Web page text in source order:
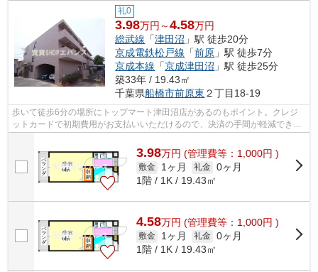
礼0
3.98万円～4.58万円
総武線 「津田沼 」駅 徒歩20分
京成電鉄松戸線 「前原 」駅 徒歩7分
京成本線 「京成津田沼 」駅 徒歩25分
築33年 / 19.43㎡
千葉県船橋市前原東 ２丁目18-19
歩いて徒歩6分の場所にトップマート津田沼店があるのもポイント。クレジ
ットカードで初期費用がお支払いいただけるので、決済の手間が軽減できま
す。外観タイル張りは、物件の骨組みを...
3.98万円 (管理費等：1,000円 )
敷金 1ヶ月 礼金 0ヶ月
1階 / 1K / 19.43㎡
4.58万円 (管理費等：1,000円 )
敷金 1ヶ月 礼金 0ヶ月
1階 / 1K / 19.43㎡